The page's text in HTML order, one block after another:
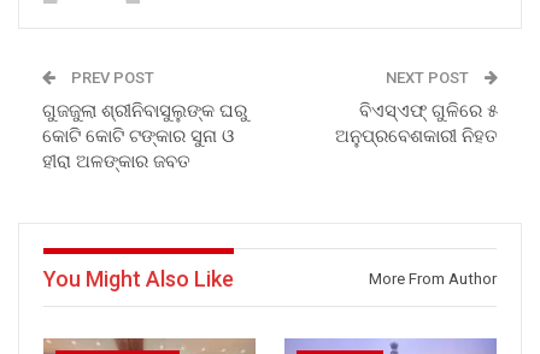
PREV POST
ଗୁଜଜୁଲା ଶ୍ରୀନିବାସୁଲୁଙ୍କ ଘରୁ
କୋଟି କୋଟି ଟଙ୍କାର ସୁନା ଓ
ହୀରା ଅଳଙ୍କାର ଜବତ
NEXT POST
ବିଏସ୍ଏଫ୍ ଗୁଳିରେ ୫
ଅନୁପ୍ରବେଶକାରୀ ନିହତ
You Might Also Like More From Author